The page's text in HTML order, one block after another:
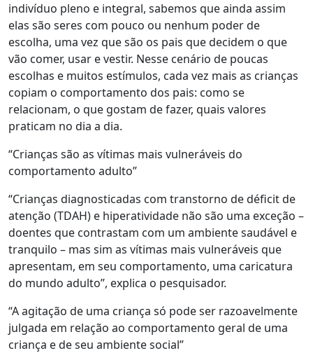
indivíduo pleno e integral, sabemos que ainda assim
elas são seres com pouco ou nenhum poder de
escolha, uma vez que são os pais que decidem o que
vão comer, usar e vestir. Nesse cenário de poucas
escolhas e muitos estímulos, cada vez mais as crianças
copiam o comportamento dos pais: como se
relacionam, o que gostam de fazer, quais valores
praticam no dia a dia.
“Crianças são as vítimas mais vulneráveis do
comportamento adulto”
“Crianças diagnosticadas com transtorno de déficit de
atenção (TDAH) e hiperatividade não são uma exceção –
doentes que contrastam com um ambiente saudável e
tranquilo – mas sim as vítimas mais vulneráveis que
apresentam, em seu comportamento, uma caricatura
do mundo adulto”, explica o pesquisador.
“A agitação de uma criança só pode ser razoavelmente
julgada em relação ao comportamento geral de uma
criança e de seu ambiente social”